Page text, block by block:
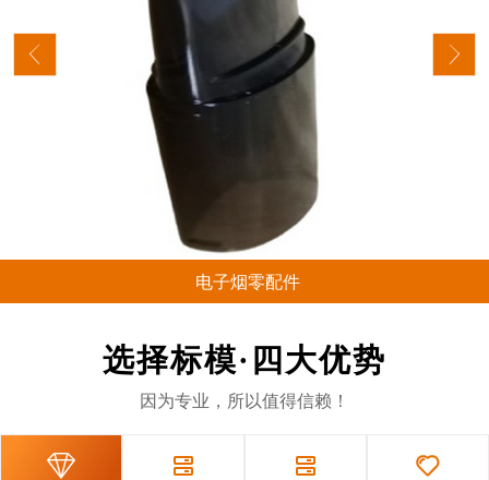
电子烟零配件
坐、包装盒等塑胶零配件，
POK料、PC料 16穴开放式咀热
流道系统. 电子烟塑胶零配件：
选择标模·四大优势
因为专业，所以值得信赖！
   